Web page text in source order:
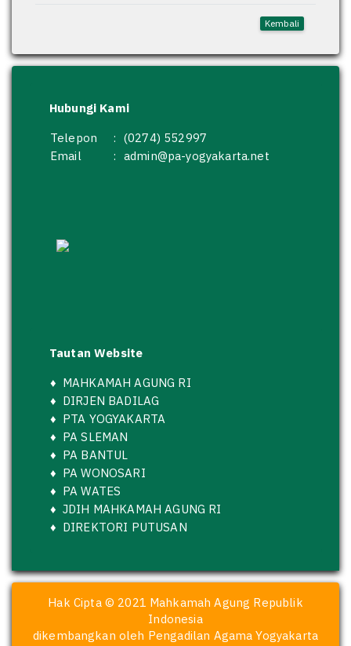
Kembali
Hubungi Kami
Telepon
: (0274) 552997
Email
: admin@pa-yogyakarta.net
Tautan Website
♦ MAHKAMAH AGUNG RI
♦ DIRJEN BADILAG
♦ PTA YOGYAKARTA
♦ PA SLEMAN
♦ PA BANTUL
♦ PA WONOSARI
♦ PA WATES
♦ JDIH MAHKAMAH AGUNG RI
♦ DIREKTORI PUTUSAN
Hak Cipta © 2021 Mahkamah Agung Republik
Indonesia
dikembangkan oleh Pengadilan Agama Yogyakarta